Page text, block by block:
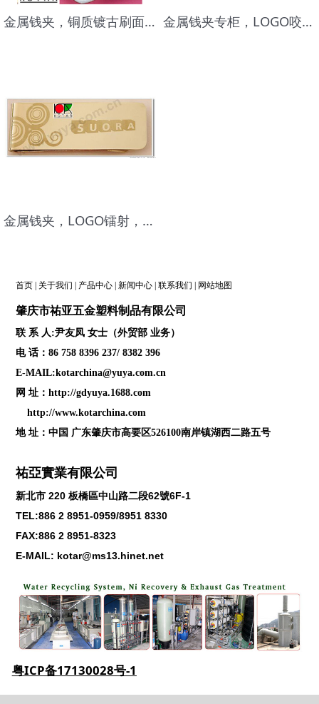
金属钱夹，铜质镀古刷面钱夹，品质高档,做工精美 金属钱夹专柜，LOGO咬穿透入透明色，品质高档,做工精美
金属钱夹，LOGO镭射，表面电镀厚镍，品质高档
首页| 关于我们 产品中心| 新闻中心| 联系我们 网站地图
肇庆市祐亚五金塑料制品有限公司
联 系 人:尹友凤 女士（外贸部 业务）
电 话：86 758 8396 237/ 8382 396
E-MAIL:kotarchina@yuya.com.cn
网 址： http://gdyuya.1688.com
http://www.kotarchina.com
地 址：中国 广东肇庆市高要区526100南岸镇湖西二路五号
祐亞實業有限公司
新北市220 板橋區中山路二段62號6F-1
TEL:886 2 8951-0959/8951 8330
FAX:886 2 8951-8323
E-MAIL: kotar@ms13.hinet.net
粤ICP备17130028号-1